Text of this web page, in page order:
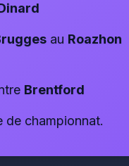
au Roazhon
Brentford
de championnat.